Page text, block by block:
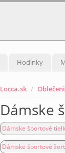
Hodinky
Locca.sk
Dámske
Dámske športové
Dámske športové